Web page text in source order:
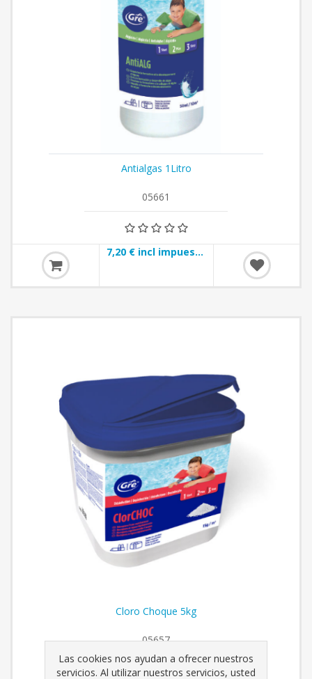
Antialgas 1Litro
05661
7,20 € incl impuestos
Cloro Choque 5kg
05657
Las cookies nos ayudan a ofrecer nuestros
servicios. Al utilizar nuestros servicios, usted